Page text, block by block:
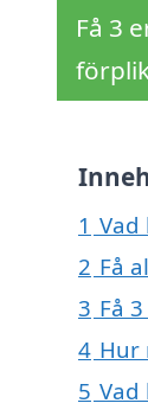
Få 3
1
2 Få
3 Få
4 Hur
5